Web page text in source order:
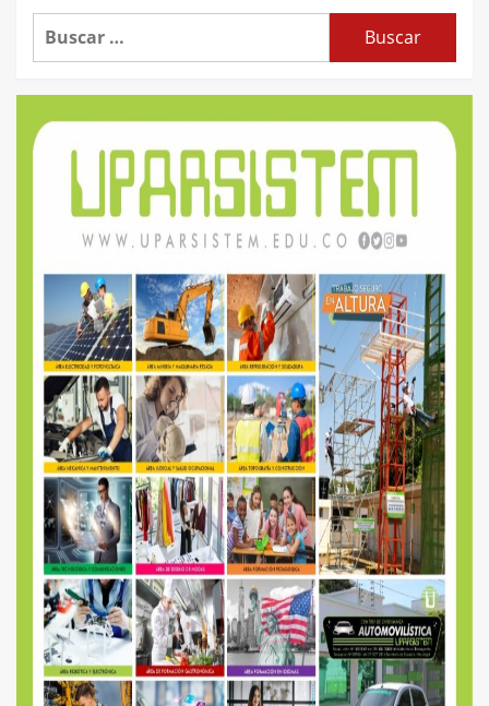
Buscar: